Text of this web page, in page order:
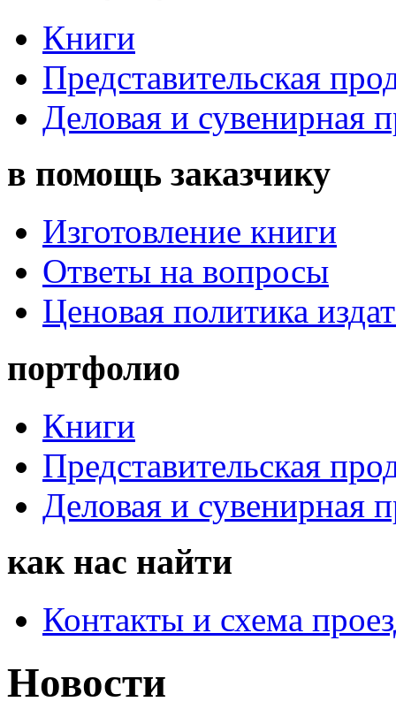
Книги
Представительская
Деловая и сувенирная
в помощь заказчику
Изготовление книги
Ответы на вопросы
Ценовая политика
портфолио
Книги
Представительская
Деловая и сувенирная
как нас найти
Контакты и схема
Новости